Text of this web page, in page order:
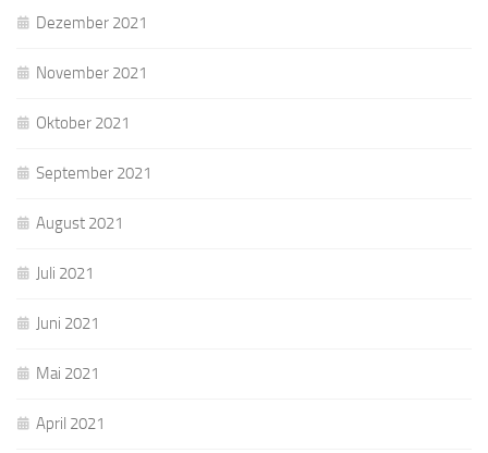
Dezember 2021
November 2021
Oktober 2021
September 2021
August 2021
Juli 2021
Juni 2021
Mai 2021
April 2021